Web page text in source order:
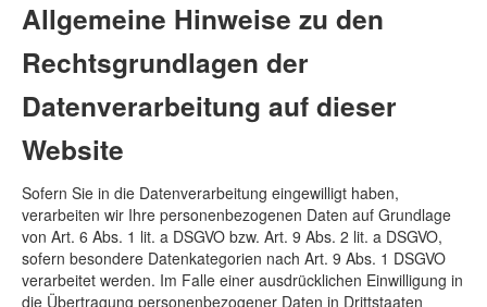
Allgemeine Hinweise zu den
Rechtsgrundlagen der
Datenverarbeitung auf dieser
Website
Sofern Sie in die Datenverarbeitung eingewilligt haben,
verarbeiten wir Ihre personenbezogenen Daten auf Grundlage
von Art. 6 Abs. 1 lit. a DSGVO bzw. Art. 9 Abs. 2 lit. a DSGVO,
sofern besondere Datenkategorien nach Art. 9 Abs. 1 DSGVO
verarbeitet werden. Im Falle einer ausdrücklichen Einwilligung in
die Übertragung personenbezogener Daten in Drittstaaten